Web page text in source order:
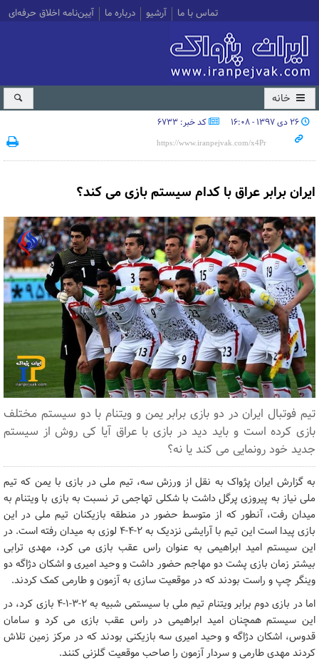
تماس با ما آرشیو درباره ما آیین‌نامه اخلاق حرفه‌ای
خانه
۲۶ دی ۱۳۹۷ - ۱۶:۰۸ کد خبر: 6733
ایران برابر عراق با کدام سیستم بازی می کند؟
تیم فوتبال ایران در دو بازی برابر یمن و ویتنام با دو سیستم مختلف
بازی کرده است و باید دید در بازی با عراق آیا کی روش از سیستم
جدید خود رونمایی می کند یا نه؟
به گزارش ایران پژواک به نقل از ورزش سه، تیم ملی در بازی با یمن که تیم
ملی نیاز به پیروزی پرگل داشت با شکلی تهاجمی تر نسبت به بازی با ویتنام به
میدان رفت، آنطور که از متوسط حضور در منطقه بازیکنان تیم ملی در این
بازی پیدا است این تیم با آرایشی نزدیک به 2-4-4 لوزی به میدان رفته است. در
این سیستم امید ابراهیمی به عنوان راس عقب بازی می کرد، مهدی ترابی
بیشتر زمان بازی پشت دو مهاجم حضور داشت و وحید امیری و اشکان دژاگه دو
وینگر چپ و راست بودند که در موقعیت سازی به آزمون و طارمی کمک کردند.
اما در بازی دوم برابر ویتنام تیم ملی با سیستمی شبیه به 2-3-1-4 بازی کرد، در
این سیستم همچنان امید ابراهیمی در راس عقب بازی می کرد و سامان
قدوس، اشکان دژاگه و وحید امیری سه بازیکنی بودند که در مرکز زمین تلاش
کردند مهدی طارمی و سردار آزمون را صاحب موقعیت گلزنی کنند.